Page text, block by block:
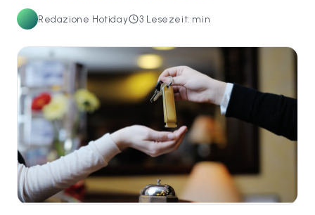
Redazione Hotiday 3 Lesezeit: min